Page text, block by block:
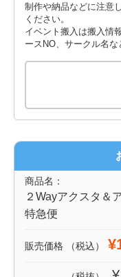
制作や納品などに注意
ください。
イベント搬入は搬入情
ースNO、サークル名な
商品名：
２Wayアクスタ
特急便
販売価格 （税込）